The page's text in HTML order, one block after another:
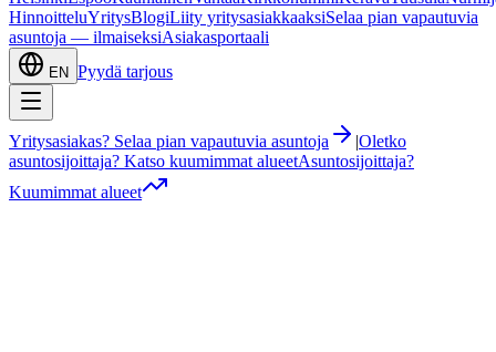
HinnoitteluYritysBlogiLiity yritysasiakkaaksiSelaa pian vapautuvia
asuntoja — ilmaiseksiAsiakasportaali
EN Pyydä tarjous
Yritysasiakas? Selaa pian vapautuvia asuntoja |Oletko
asuntosijoittaja? Katso kuumimmat alueetAsuntosijoittaja?
Kuumimmat alueet